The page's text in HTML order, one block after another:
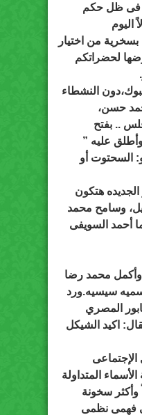
فى ظل حكم
اليوم
من اختيار
لحضراتكم
النشطاء
حسن،
.. بفتح
عليه ”
السحتوت أو
هتكون
وسامح محمد
أحمد السويفى
محمد رضا
سيسيه.ورد
المصري
اكيد الشيكل
الإجتماعى
الأسماء المتداولة
وأكثر سخونة
فهمى نظمى